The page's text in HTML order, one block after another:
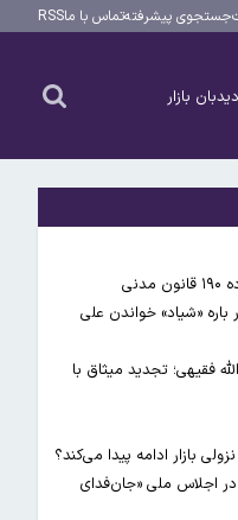
جستجوی پیشرفتهتماس با ماRSS
دیدبان بازار
«شیاد» خواندن علی
فقیهی؛ تجدید میثاق با
بازار ادامه پیدا می‌کند؟
در اجلاس ملی «جان‌فدای